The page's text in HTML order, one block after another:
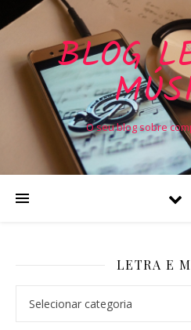
BLOG
O seu blog sobre
LETRA E